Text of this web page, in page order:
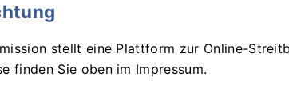
stellt eine Plattform zur Online-
finden Sie oben im Impressum.